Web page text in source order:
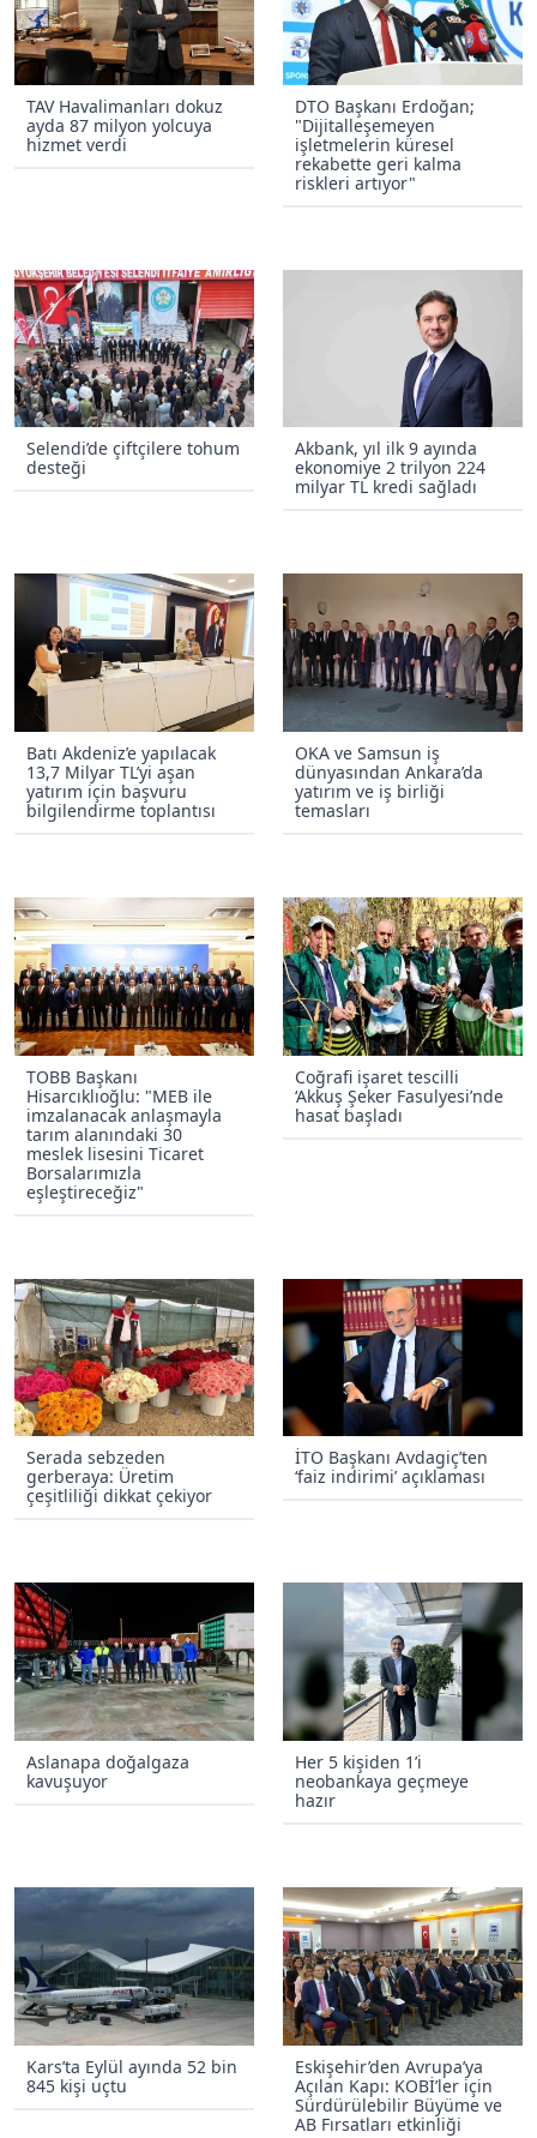
TAV Havalimanları dokuz
ayda 87 milyon yolcuya
hizmet verdi
DTO Başkanı Erdoğan;
"Dijitalleşemeyen
işletmelerin küresel
rekabette geri kalma
riskleri artıyor"
Selendi’de çiftçilere tohum
desteği
Akbank, yıl ilk 9 ayında
ekonomiye 2 trilyon 224
milyar TL kredi sağladı
Batı Akdeniz’e yapılacak
13,7 Milyar TL’yi aşan
yatırım için başvuru
bilgilendirme toplantısı
OKA ve Samsun iş
dünyasından Ankara’da
yatırım ve iş birliği
temasları
TOBB Başkanı
Hisarcıklıoğlu: "MEB ile
imzalanacak anlaşmayla
tarım alanındaki 30
meslek lisesini Ticaret
Borsalarımızla
eşleştireceğiz"
Coğrafi işaret tescilli
‘Akkuş Şeker Fasulyesi’nde
hasat başladı
Serada sebzeden
gerberaya: Üretim
çeşitliliği dikkat çekiyor
İTO Başkanı Avdagiç’ten
‘faiz indirimi’ açıklaması
Aslanapa doğalgaza
kavuşuyor
Her 5 kişiden 1’i
neobankaya geçmeye
hazır
Kars’ta Eylül ayında 52 bin
845 kişi uçtu
Eskişehir’den Avrupa’ya
Açılan Kapı: KOBİ’ler için
Sürdürülebilir Büyüme ve
AB Fırsatları etkinliği